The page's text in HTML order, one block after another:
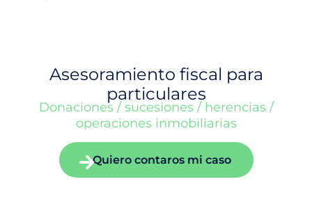
Asesoramiento fiscal para
particulares
Donaciones / sucesiones / herencias /
operaciones inmobiliarias
Quiero contaros mi caso